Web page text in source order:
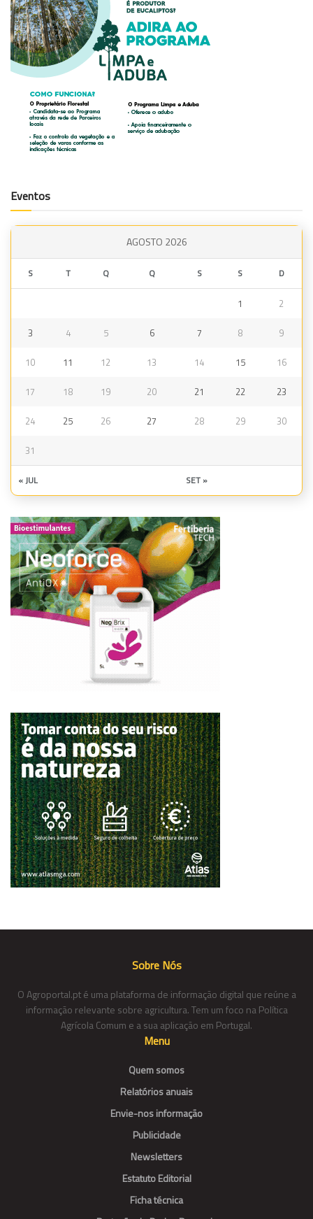
Eventos
AGOSTO 2026
S T Q Q S S D
1 2
3 4 5 6 7 8 9
10 11 12 13 14 15 16
17 18 19 20 21 22 23
24 25 26 27 28 29 30
31
« JUL SET »
Sobre Nós
O Agroportal.pt é uma plataforma de informação digital que reúne a
informação relevante sobre agricultura. Tem um foco na Política
Agrícola Comum e a sua aplicação em Portugal.
Menu
Quem somos
Relatórios anuais
Envie-nos informação
Publicidade
Newsletters
Estatuto Editorial
Ficha técnica